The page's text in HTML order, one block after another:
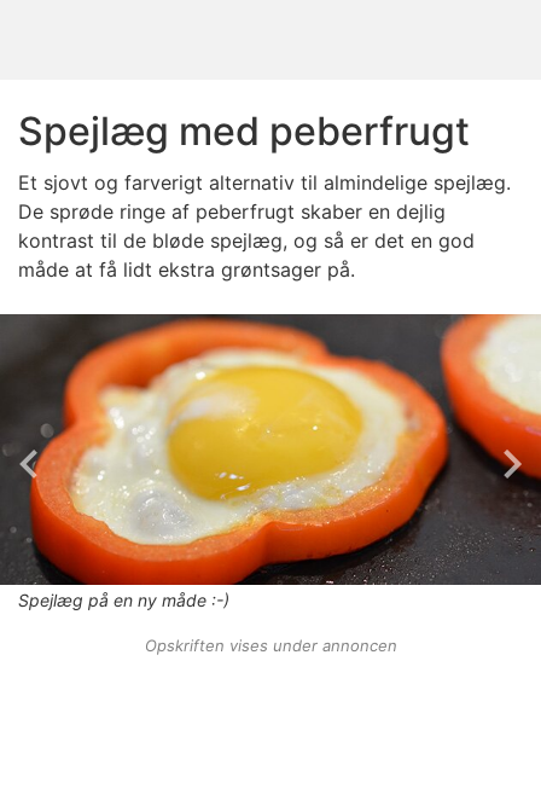
Spejlæg med peberfrugt
Et sjovt og farverigt alternativ til almindelige spejlæg.
De sprøde ringe af peberfrugt skaber en dejlig
kontrast til de bløde spejlæg, og så er det en god
måde at få lidt ekstra grøntsager på.
Spejlæg på en ny måde :-)
Opskriften vises under annoncen